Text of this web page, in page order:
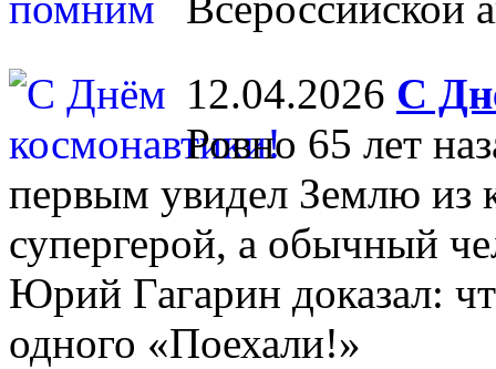
12.04.2026 С
Ровно 65 лет
первым увидел Землю из
супергерой, а обычный
Юрий Гагарин доказал:
одного «Поехали!»